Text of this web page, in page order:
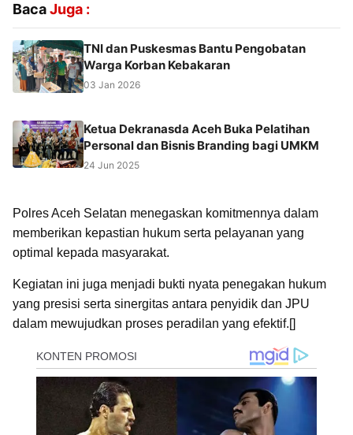
BacaJuga :
TNI dan Puskesmas Bantu Pengobatan
Warga Korban Kebakaran
03 Jan 2026
Ketua Dekranasda Aceh Buka Pelatihan
Personal dan Bisnis Branding bagi UMKM
24 Jun 2025
Polres Aceh Selatan menegaskan komitmennya dalam
memberikan kepastian hukum serta pelayanan yang
optimal kepada masyarakat.
Kegiatan ini juga menjadi bukti nyata penegakan hukum
yang presisi serta sinergitas antara penyidik dan JPU
dalam mewujudkan proses peradilan yang efektif.[]